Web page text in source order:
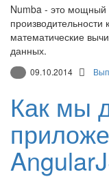
Numba - это мощный
производительности
математические
данных.
09.10.2014
Как мы